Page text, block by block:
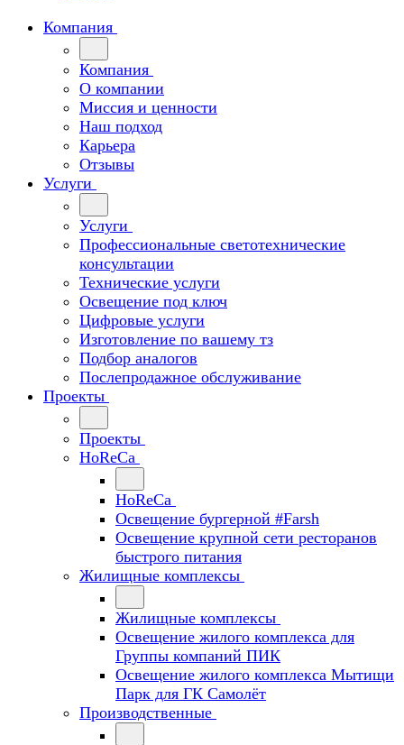
Компания
Компания
О компании
Миссия и ценности
Наш подход
Карьера
Отзывы
Услуги
Услуги
Профессиональные светотехнические
консультации
Технические услуги
Освещение под ключ
Цифровые услуги
Изготовление по вашему тз
Подбор аналогов
Послепродажное обслуживание
Проекты
Проекты
HoReCa
HoReCa
Освещение бургерной #Farsh
Освещение крупной сети ресторанов
быстрого питания
Жилищные комплексы
Жилищные комплексы
Освещение жилого комплекса для
Группы компаний ПИК
Освещение жилого комплекса Мытищи
Парк для ГК Самолёт
Производственные